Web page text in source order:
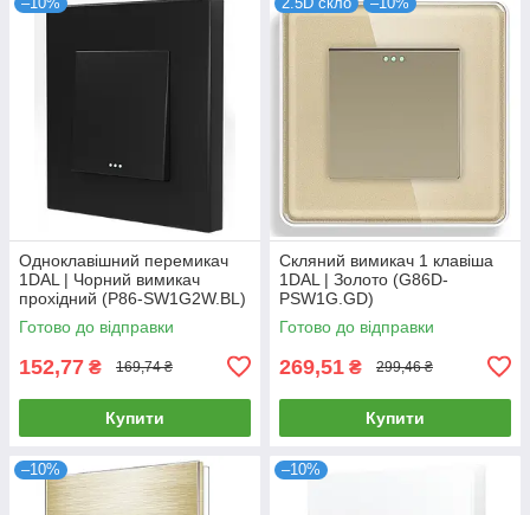
Одноклавішний перемикач
1DAL | Чорний вимикач
прохідний (P86-SW1G2W.BL)
Готово до відправки
152,77 ₴ 169,74 ₴
Купити
Скляний вимикач 1 клавіша
1DAL | Золото (G86D-
PSW1G.GD)
Готово до відправки
269,51 ₴ 299,46 ₴
Купити
–10% –10%